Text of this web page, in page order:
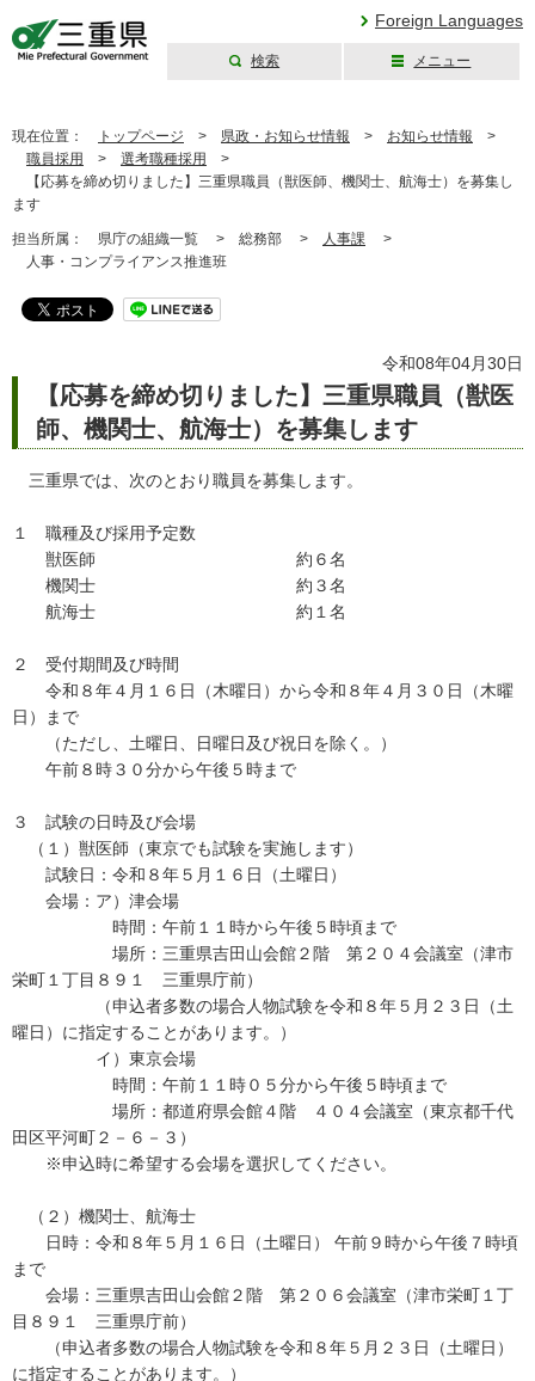
Foreign Languages
検索 メニュー
現在位置： トップページ > 県政・お知らせ情報 > お知らせ情報 >
職員採用
> 選考職種採用
>
【応募を締め切りました】三重県職員（獣医師、機関士、航海士）を募集し
ます
担当所属： 県庁の組織一覧 > 総務部 > 人事課 >
人事・コンプライアンス推進班
令和08年04月30日
【応募を締め切りました】三重県職員（獣医
師、機関士、航海士）を募集します
三重県では、次のとおり職員を募集します。
１ 職種及び採用予定数
獣医師 約６名
機関士 約３名
航海士 約１名
２ 受付期間及び時間
令和８年４月１６日（木曜日）から令和８年４月３０日（木曜
日）まで
（ただし、土曜日、日曜日及び祝日を除く。）
午前８時３０分から午後５時まで
３ 試験の日時及び会場
（１）獣医師（東京でも試験を実施します）
試験日：令和８年５月１６日（土曜日）
会場：ア）津会場
時間：午前１１時から午後５時頃まで
場所：三重県吉田山会館２階 第２０４会議室（津市
栄町１丁目８９１ 三重県庁前）
（申込者多数の場合人物試験を令和８年５月２３日（土
曜日）に指定することがあります。）
イ）東京会場
時間：午前１１時０５分から午後５時頃まで
場所：都道府県会館４階 ４０４会議室（東京都千代
田区平河町２－６－３）
※申込時に希望する会場を選択してください。
（２）機関士、航海士
日時：令和８年５月１６日（土曜日） 午前９時から午後７時頃
まで
会場：三重県吉田山会館２階 第２０６会議室（津市栄町１丁
目８９１ 三重県庁前）
（申込者多数の場合人物試験を令和８年５月２３日（土曜日）
に指定することがあります。）